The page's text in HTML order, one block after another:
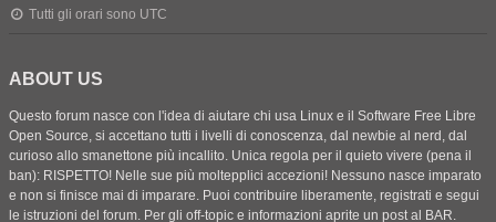
Tutti gli orari sono UTC
ABOUT US
Questo forum nasce con l'idea di aiutare chi usa Linux e il Software Free Libre
Open Source, si accettano tutti i livelli di conoscenza, dal newbie al nerd, dal
curioso allo smanettone più incallito. Unica regola per il quieto vivere (pena il
ban): RISPETTO! Nelle sue più moltepplici accezioni! Nessuno nasce imparato
e non si finisce mai di imparare. Puoi contribuire liberamente, registrati e segui
le istruzioni del forum. Per gli off-topic e informazioni aprite un post al BAR.